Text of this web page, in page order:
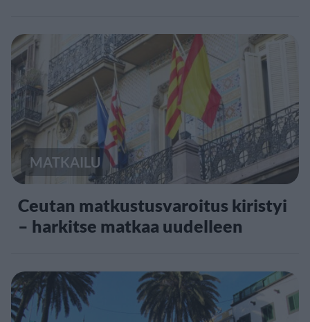
MATKAILU
Ceutan matkustusvaroitus kiristyi
– harkitse matkaa uudelleen